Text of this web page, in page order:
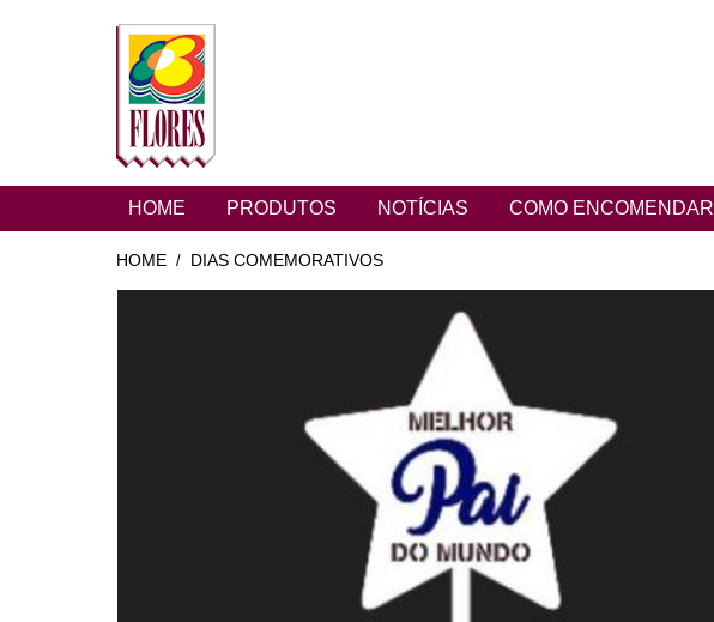
HOME PRODUTOS NOTÍCIAS COMO ENCOMENDAR
HOME / DIAS COMEMORATIVOS